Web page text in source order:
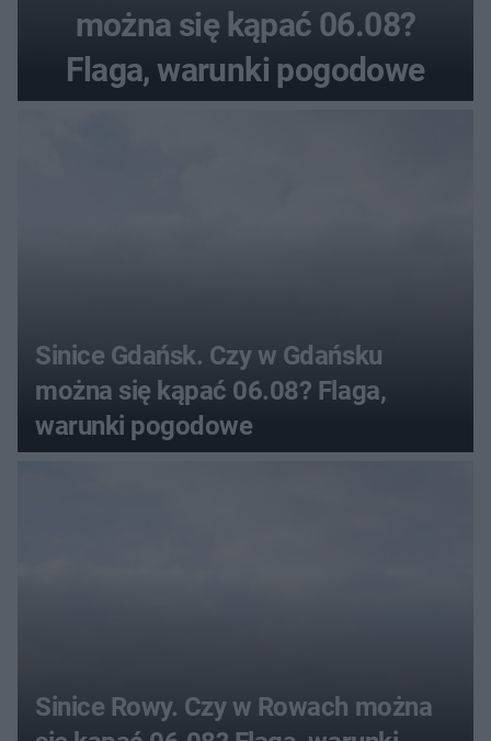
można się kąpać 06.08?
Flaga, warunki pogodowe
Sinice Gdańsk. Czy w Gdańsku
można się kąpać 06.08? Flaga,
warunki pogodowe
Sinice Rowy. Czy w Rowach można